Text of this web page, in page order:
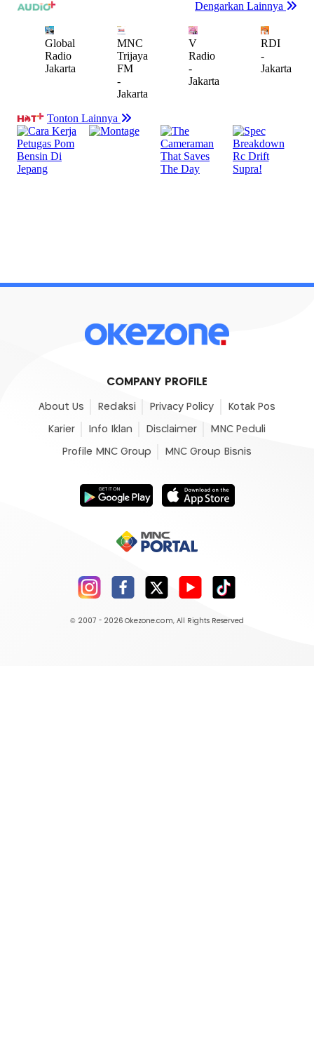
COMPANY PROFILE
About Us Redaksi Privacy Policy Kotak Pos
Karier Info Iklan Disclaimer MNC Peduli
Profile MNC Group MNC Group Bisnis
© 2007 - 2026 Okezone.com, All Rights Reserved